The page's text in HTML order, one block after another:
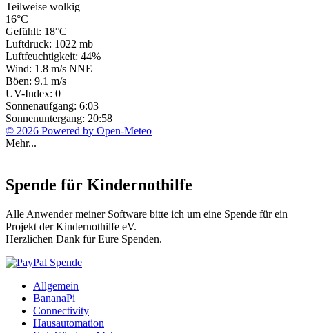
Teilweise wolkig
16°C
Gefühlt: 18°C
Luftdruck: 1022 mb
Luftfeuchtigkeit: 44%
Wind: 1.8 m/s NNE
Böen: 9.1 m/s
UV-Index: 0
Sonnenaufgang: 6:03
Sonnenuntergang: 20:58
© 2026 Powered by Open-Meteo
Mehr...
Spende für Kindernothilfe
Alle Anwender meiner Software bitte ich um eine Spende für ein
Projekt der Kindernothilfe eV.
Herzlichen Dank für Eure Spenden.
Allgemein
BananaPi
Connectivity
Hausautomation